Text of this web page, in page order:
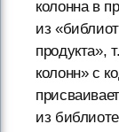
колонна в
из
продукта»,
колонн» с
из